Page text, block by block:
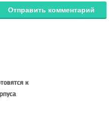
Отправить комментарий
к